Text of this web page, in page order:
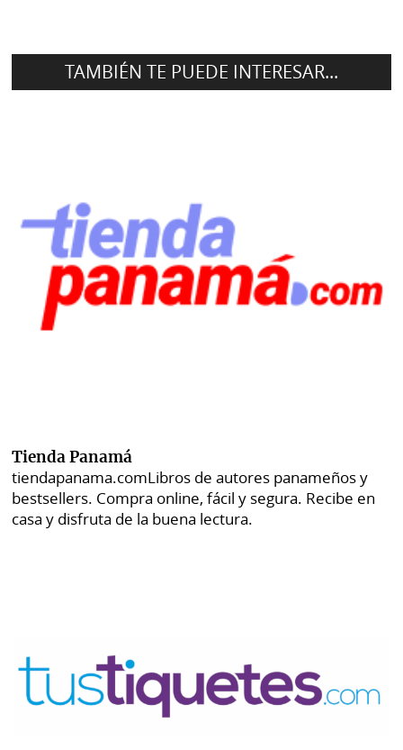
TAMBIÉN TE PUEDE INTERESAR...
Tienda Panamá
tiendapanama.comLibros de autores panameños y
bestsellers. Compra online, fácil y segura. Recibe en
casa y disfruta de la buena lectura.